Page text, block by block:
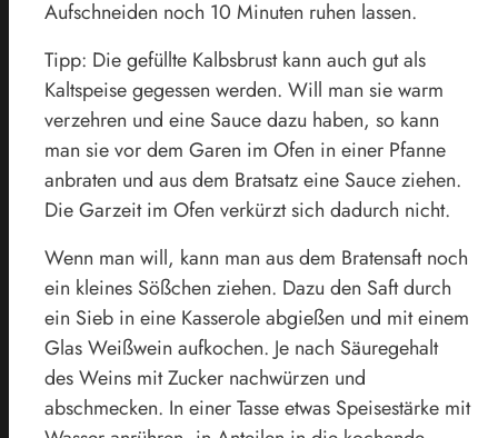
Aufschneiden noch 10 Minuten ruhen lassen.
Tipp: Die gefüllte Kalbsbrust kann auch gut als
Kaltspeise gegessen werden. Will man sie warm
verzehren und eine Sauce dazu haben, so kann
man sie vor dem Garen im Ofen in einer Pfanne
anbraten und aus dem Bratsatz eine Sauce ziehen.
Die Garzeit im Ofen verkürzt sich dadurch nicht.
Wenn man will, kann man aus dem Bratensaft noch
ein kleines Sößchen ziehen. Dazu den Saft durch
ein Sieb in eine Kasserole abgießen und mit einem
Glas Weißwein aufkochen. Je nach Säuregehalt
des Weins mit Zucker nachwürzen und
abschmecken. In einer Tasse etwas Speisestärke mit